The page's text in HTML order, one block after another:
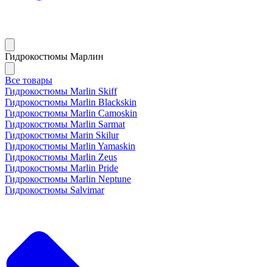
Гидрокостюмы Марлин
Все товары
Гидрокостюмы Marlin Skiff
Гидрокостюмы Marlin Blackskin
Гидрокостюмы Marlin Camoskin
Гидрокостюмы Marlin Sarmat
Гидрокостюмы Marin Skilur
Гидрокостюмы Marlin Yamaskin
Гидрокостюмы Marlin Zeus
Гидрокостюмы Marlin Pride
Гидрокостюмы Marlin Neptune
Гидрокостюмы Salvimar